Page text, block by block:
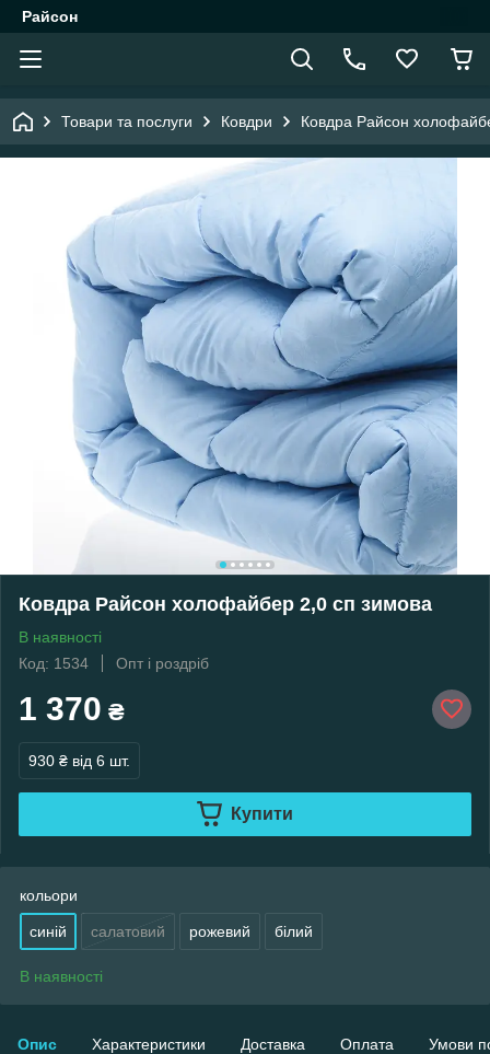
Райсон
Товари та послуги Ковдри Ковдра Райсон
Ковдра Райсон холофайбер 2,0 сп зимова
В наявності
Код: 1534
Опт і роздріб
1 370 ₴
930 ₴ від 6 шт.
Купити
кольори
синій салатовий рожевий білий
В наявності
Опис Характеристики Доставка Оплата Умови